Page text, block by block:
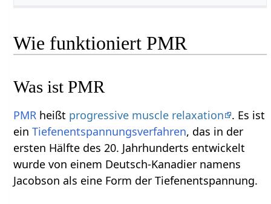
Wie funktioniert PMR
Was ist PMR
PMR heißt progressive muscle relaxation
. Es ist
einTiefenentspannungsverfahren, das in der
ersten Hälfte des 20. Jahrhunderts entwickelt
wurde von einem Deutsch-Kanadier namens
Jacobson als eine Form der Tiefenentspannung.